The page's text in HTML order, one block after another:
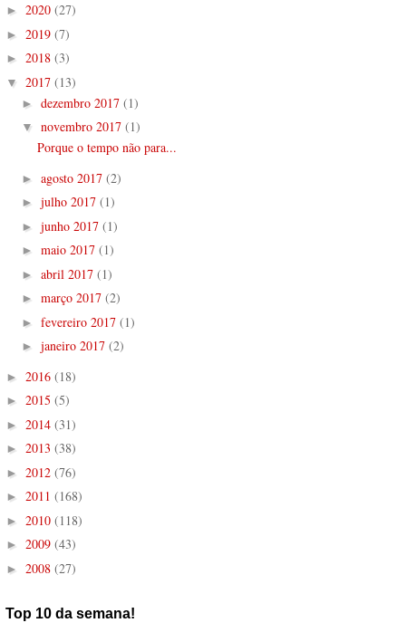
► 2020 (27)
► 2019 (7)
► 2018 (3)
▼ 2017 (13)
► dezembro 2017 (1)
▼ novembro 2017 (1)
Porque o tempo não para...
► agosto 2017 (2)
► julho 2017 (1)
► junho 2017 (1)
► maio 2017 (1)
► abril 2017 (1)
► março 2017 (2)
► fevereiro 2017 (1)
► janeiro 2017 (2)
► 2016 (18)
► 2015 (5)
► 2014 (31)
► 2013 (38)
► 2012 (76)
► 2011 (168)
► 2010 (118)
► 2009 (43)
► 2008 (27)
Top 10 da semana!